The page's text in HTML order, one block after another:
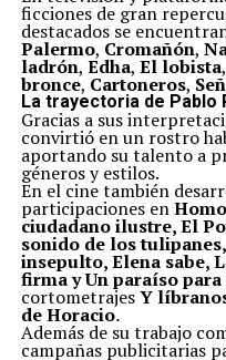
ficciones de gran
destacados se
Palermo, Cromañón,
ladrón, Edha, El lobista,
bronce, Cartoneros,
La trayectoria de Pablo
Gracias a sus
convirtió en un rostro
aportando su talento a
géneros y estilos.
En el cine también
participaciones en
ciudadano ilustre, El
sonido de los
insepulto, Elena sabe,
firma y Un paraíso
cortometrajesY
de Horacio.
Además de su trabajo
campañas publicitarias